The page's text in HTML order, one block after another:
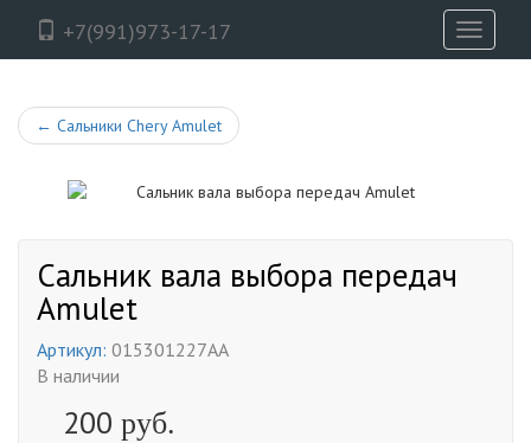
+7(991)973-17-17
Toggle
← Сальники Chery Amulet
Сальник вала выбора передач
Amulet
Артикул: 015301227AA
В наличии
200 руб.